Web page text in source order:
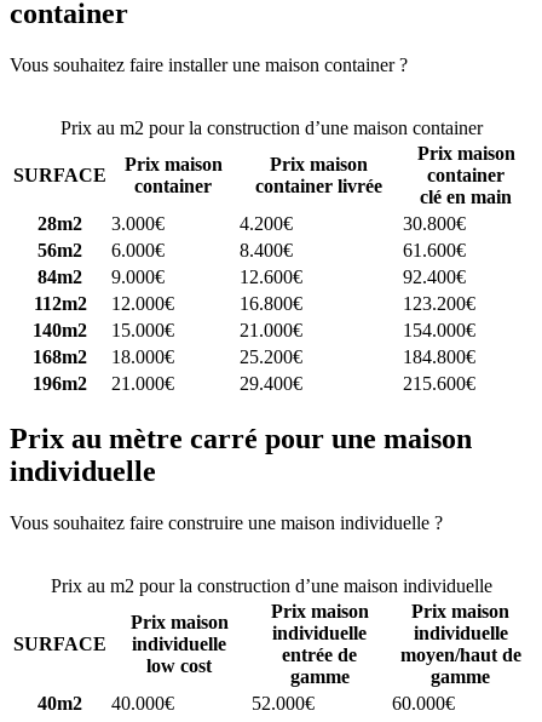
container
Vous souhaitez faire installer une maison container ?
Prix au m2 pour la construction d’une maison container
SURFACE
Prix maison
container
Prix maison
container livrée
Prix maison
container
clé en main
28m2
3.000€ 4.200€
30.800€
56m2
6.000€ 8.400€
61.600€
84m2
9.000€ 12.600€
92.400€
112m2
12.000€ 16.800€
123.200€
140m2
15.000€ 21.000€
154.000€
168m2
18.000€ 25.200€
184.800€
196m2
21.000€ 29.400€ 215.600€
Prix au mètre carré pour une maison
individuelle
Vous souhaitez faire construire une maison individuelle ?
Prix au m2 pour la construction d’une maison individuelle
SURFACE
Prix maison
individuelle
low cost
Prix maison
individuelle
entrée de
gamme
Prix maison
individuelle
moyen/haut de
gamme
40m2
40.000€ 52.000€
60.000€